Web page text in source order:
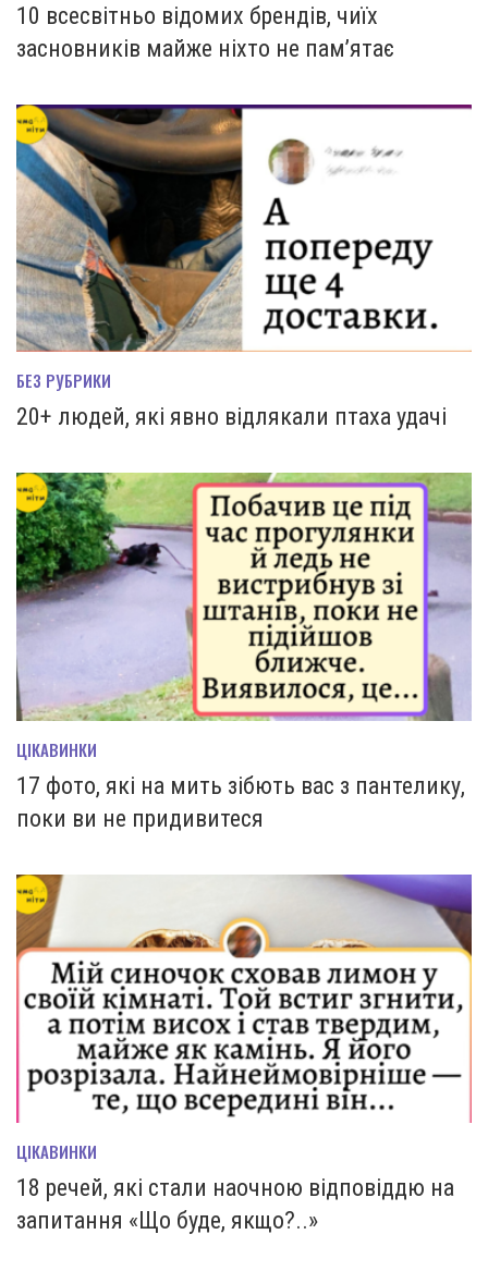
10 всесвітньо відомих брендів, чиїх
засновників майже ніхто не пам’ятає
БЕЗ РУБРИКИ
20+ людей, які явно відлякали птаха удачі
ЦІКАВИНКИ
17 фото, які на мить зiбють вас з пантелику,
поки ви не придивитеся
ЦІКАВИНКИ
18 речей, які стали наочною відповіддю на
запитання «Що буде, якщо?..»